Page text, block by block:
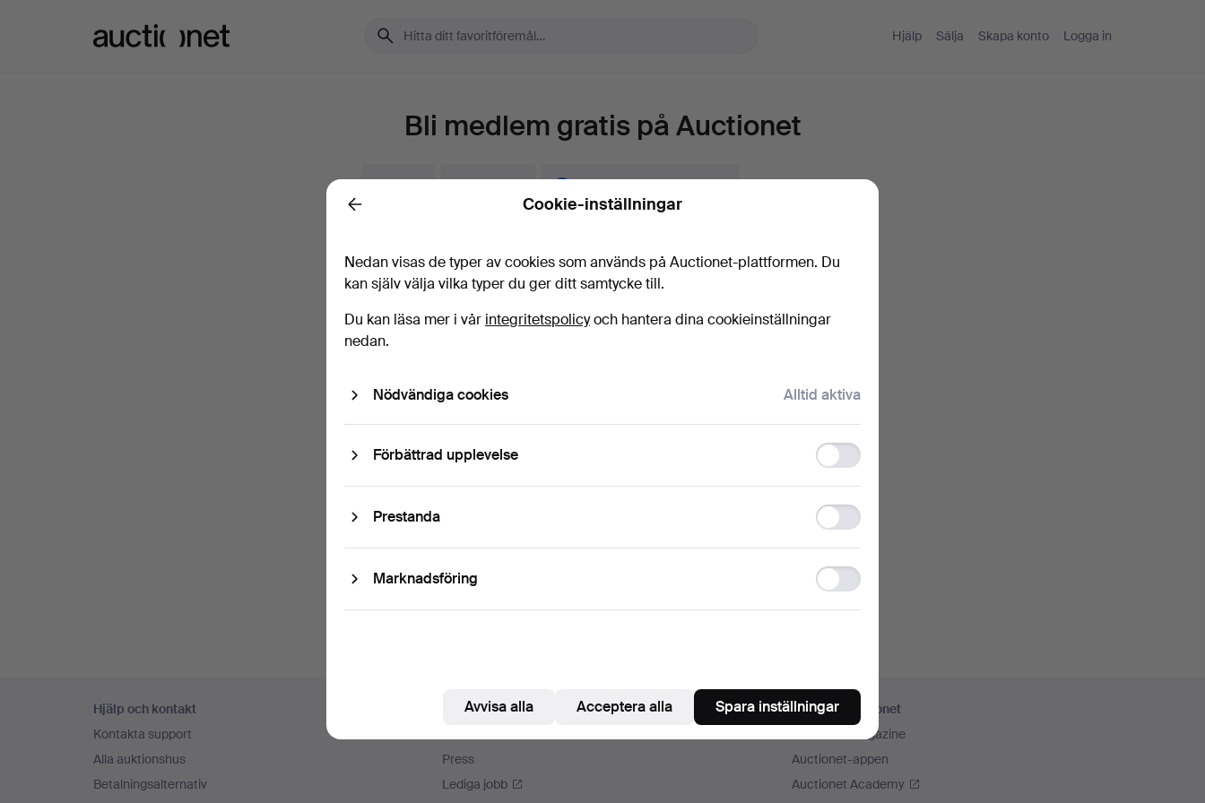
Hjälp Sälja Skapa konto Logga in
Bli medlem gratis på Auctionet
Med bl.a. experttips, utvalda föremål och inspiration. Om du ångrar dig kan du enkelt
avsluta prenumerationen.
Jag är över 18 år och jag godkänner användarvillkoren,köpvillkoren
samt bekräftar att jag har tagit del av
Hjälp och kontakt
Kontakta support
Alla auktionshus
Betalningsalternativ
Auctionet
Press
Lediga jobb
Mer från Auctionet
Auctionet Magazine
Auctionet-appen
Auctionet Academy
Back Cookie-inställningar
Nedan visas de typer av cookies som används på Auctionet-plattformen. Du
kan själv välja vilka typer du ger ditt samtycke till.
Du kan läsa mer i vår integritetspolicyoch hantera dina cookieinställningar
nedan.
Nödvändiga cookies Alltid aktiva
Förbättrad upplevelse
Functionality
storage
Prestanda
Statistics
storage
Marknadsföring
Ad
storage
Avvisa alla Acceptera alla Spara inställningar